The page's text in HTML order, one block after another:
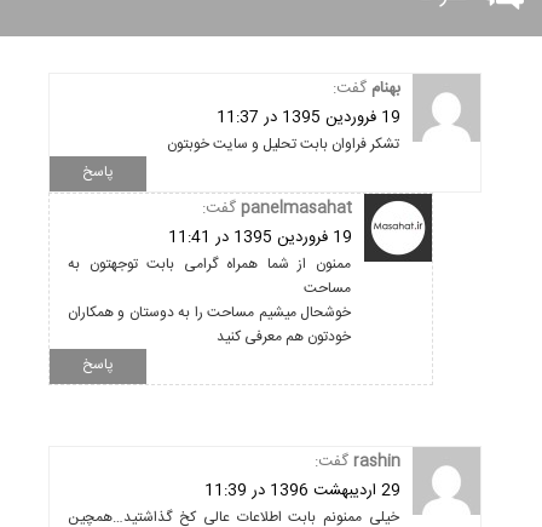
بهنام گفت:
19 فروردین 1395 در 11:37
تشکر فراوان بابت تحلیل و سایت خوبتون
پاسخ
panelmasahatگفت:
19 فروردین 1395 در 11:41
ممنون از شما همراه گرامی بابت توجهتون به
مساحت
خوشحال میشیم مساحت را به دوستان و همکاران
خودتون هم معرفی کنید
پاسخ
rashinگفت:
29 اردیبهشت 1396 در 11:39
خیلی ممنونم بابت اطلاعات عالی کخ گذاشتید…همچین